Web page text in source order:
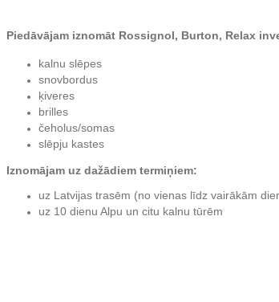
Piedāvājam iznomāt Rossignol, Burton, Relax
kalnu slēpes
snovbordus
ķiveres
brilles
čeholus/somas
slēpju kastes
Iznomājam uz dažādiem termiņiem:
uz Latvijas trasēm (no vienas līdz vairākām
uz 10 dienu Alpu un citu kalnu tūrēm